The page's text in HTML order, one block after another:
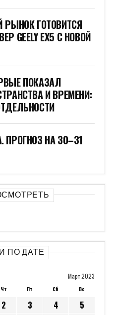
РЫНОК ГОТОВИТСЯ
GEELY EX5 С НОВОЙ
ПОКАЗАЛ
И ВРЕМЕНИ:
НА 30–31
ПО ДАТЕ
Март 2023
Чт Пт Сб Вс
2 3 4
5